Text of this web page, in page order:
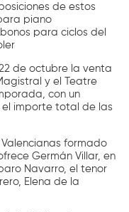
de estos
piano
para ciclos del
de octubre la venta
y el Teatre
con un
el importe total de las
Valencianas formado
Germán Villar, en
Navarro, el tenor
Elena de la